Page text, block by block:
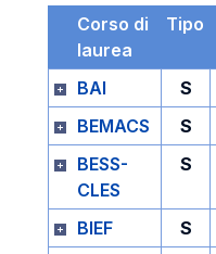
Corso di
laurea
Tipo
BAI
S
BEMACS
S
BESS-
CLES
S
BIEF S